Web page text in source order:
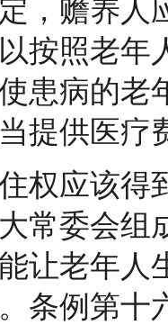
，赡养人
按照老年
患病的老
提供医疗
应该得
常委会组
让老年人
条例第十